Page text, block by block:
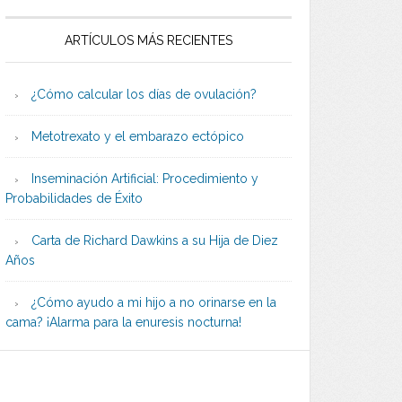
ARTÍCULOS MÁS RECIENTES
¿Cómo calcular los días de ovulación?
Metotrexato y el embarazo ectópico
Inseminación Artificial: Procedimiento y
Probabilidades de Éxito
Carta de Richard Dawkins a su Hija de Diez
Años
¿Cómo ayudo a mi hijo a no orinarse en la
cama? ¡Alarma para la enuresis nocturna!